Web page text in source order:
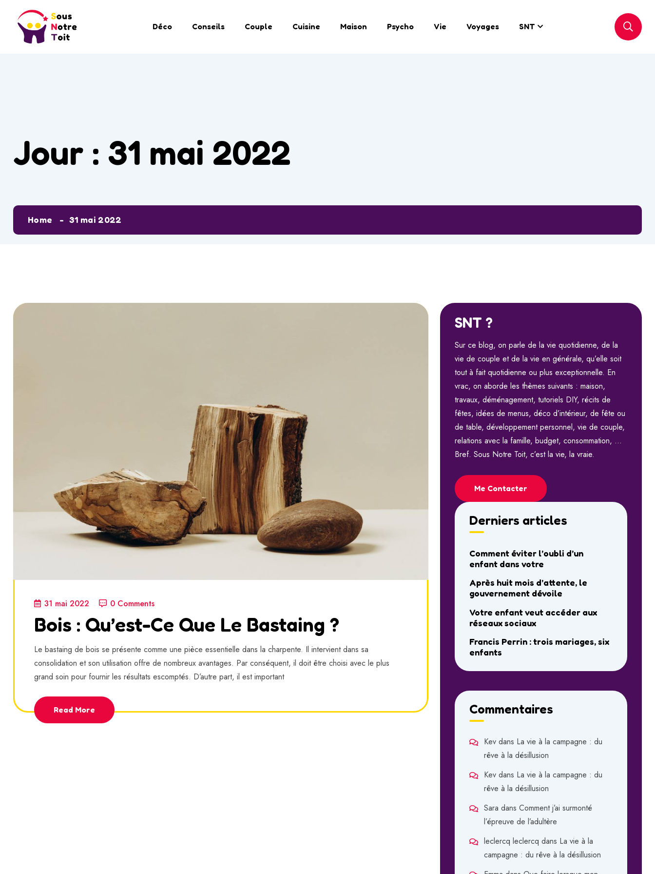
Déco Conseils Couple Cuisine Maison Psycho Vie Voyages SNT
Jour : 31 mai 2022
Home 31 mai 2022
31 mai 2022 0 Comments
Bois : Qu’est-Ce Que Le Bastaing ?
Le bastaing de bois se présente comme une pièce essentielle dans la charpente. Il intervient dans sa
consolidation et son utilisation offre de nombreux avantages. Par conséquent, il doit être choisi avec le plus
grand soin pour fournir les résultats escomptés. D’autre part, il est important
Read More
SNT ?
Sur ce blog, on parle de la vie quotidienne, de la
vie de couple et de la vie en générale, qu’elle soit
tout à fait quotidienne ou plus exceptionnelle. En
vrac, on aborde les thèmes suivants : maison,
travaux, déménagement, tutoriels DIY, récits de
fêtes, idées de menus, déco d’intérieur, de fête ou
de table, développement personnel, vie de couple,
relations avec la famille, budget, consommation, …
Bref. Sous Notre Toit, c’est la vie, la vraie.
Me Contacter
Derniers articles
Comment éviter l’oubli d’un
enfant dans votre
Après huit mois d’attente, le
gouvernement dévoile
Votre enfant veut accéder aux
réseaux sociaux
Francis Perrin : trois mariages, six
enfants
Commentaires
Kev dans La vie à la campagne : du
rêve à la désillusion
Kev dans La vie à la campagne : du
rêve à la désillusion
Sara dans Comment j’ai surmonté
l’épreuve de l’adultère
leclercq leclercq dans La vie à la
campagne : du rêve à la désillusion